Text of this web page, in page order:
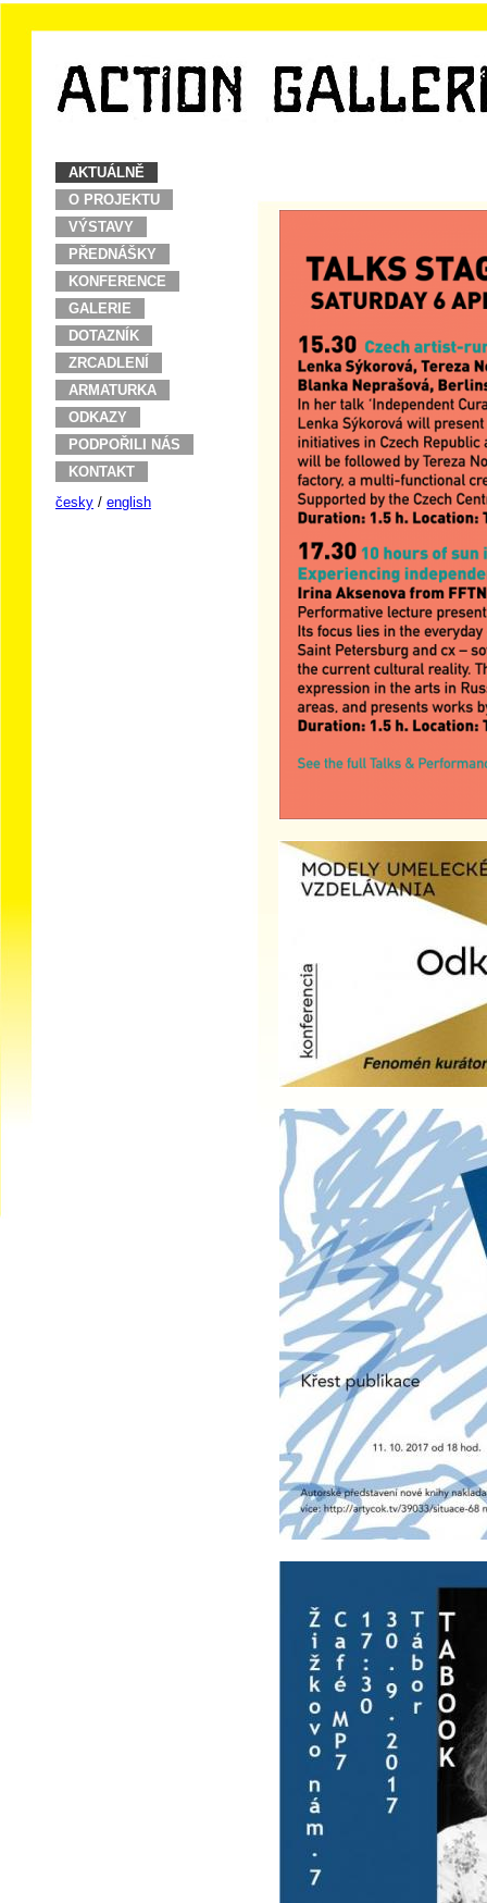
AKTUÁLNĚ
O PROJEKTU
VÝSTAVY
PŘEDNÁŠKY
KONFERENCE
GALERIE
DOTAZNÍK
ZRCADLENÍ
ARMATURKA
ODKAZY
PODPOŘILI NÁS
KONTAKT
česky / english